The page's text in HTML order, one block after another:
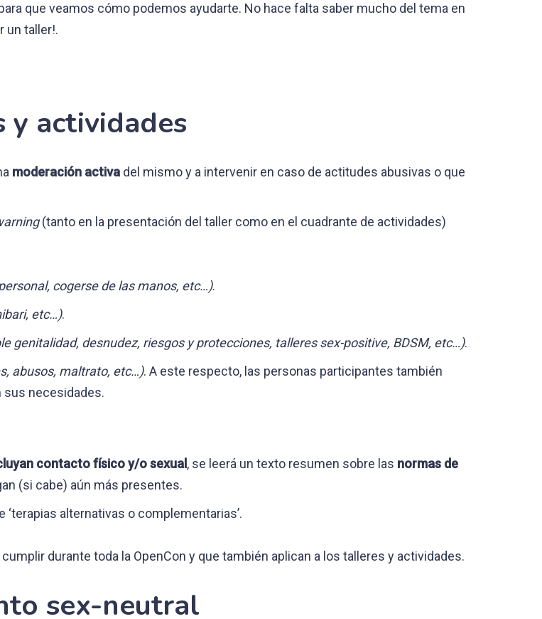
que veamos cómo podemos ayudarte. No hace falta saber mucho del tema en
un taller!.
y actividades
moderación activa del mismo y a intervenir en caso de actitudes abusivas o que
(tanto en la presentación del taller como en el cuadrante de actividades)
cogerse de las manos, etc…).
etc…).
genitalidad, desnudez, riesgos y protecciones, talleres sex-positive, BDSM, etc…).
abusos, maltrato, etc…). A este respecto, las personas participantes también
sus necesidades.
contacto físico y/o sexual, se leerá un texto resumen sobre las normas de
(si cabe) aún más presentes.
‘terapias alternativas o complementarias’.
durante toda la OpenCon y que también aplican a los talleres y actividades.
sex-neutral